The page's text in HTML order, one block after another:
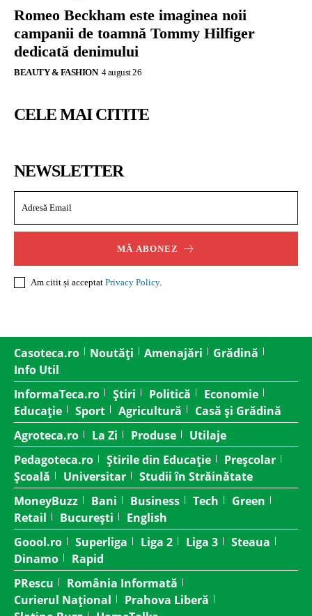
Romeo Beckham este imaginea noii
campanii de toamnă Tommy Hilfiger
dedicată denimului
BEAUTY & FASHION 4 august 26
CELE MAI CITITE
NEWSLETTER
MĂ ABONEZ
Am citit și acceptat Privacy Policy.
Casoteca.ro Noutăți Amenajări
Grădină
Info Util
InformaTeca.ro
Știri Politică
Economie
Educație
Sport Agricultură
Casă și Grădină
Agroteca.ro
La Zi Produse
Utilaje
Pedagoteca.ro
Știrile din Educație
Preșcolar
Școală
Universitar
Studii în Străinătate
MoneyBuzz
Bani Business Tech
Green
Retail
București
English
Goool.ro
Superliga Liga 2 Liga 3
Steaua
Dinamo
Rapid
PRescu
România Informată
Curierul Național
Prahova Liberă